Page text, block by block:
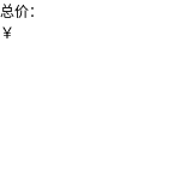
总价：
￥